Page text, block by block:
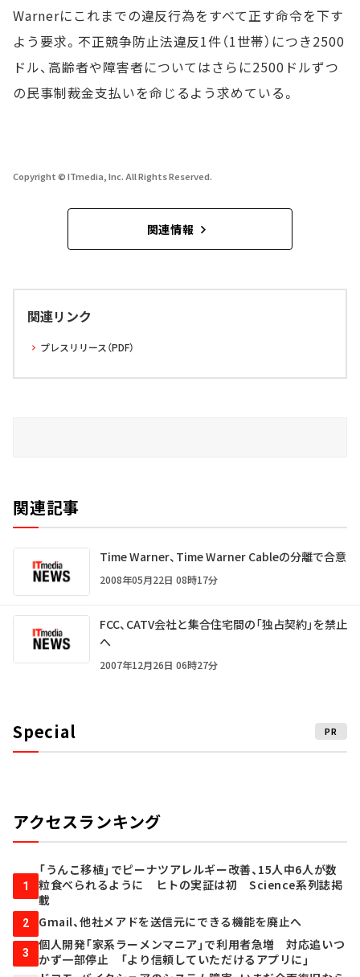
Warnerにこれまでの違反行為をすべて正す命令を下す
よう要求。不正競争防止法違反1件（1世帯）につき2500
ドル、高齢者や障害者についてはさらに2500ドルずつ
の民事制裁金支払いを命じるよう求めている。
Copyright © ITmedia, Inc. All Rights Reserved.
関連情報
関連リンク
プレスリリース（PDF）
関連記事
Time Warner、Time Warner Cableの分離で合意
2008年05月22日 08時17分
FCC、CATV会社と集合住宅間の「独占契約」を禁止
へ
2007年12月26日 06時27分
Special PR
アクセスランキング
1
「うんこ移植」でピーナツアレルギー改善、15人中6人が数
粒食べられるように ヒトの実証は初 Science系列誌掲
載
2 Gmail、他社メアドを送信元にできる機能を廃止へ
3
個人開発「家系ラーメンマニア」で利用者急増 対応追いつ
かず一部停止 「より信頼していただけるアプリに」